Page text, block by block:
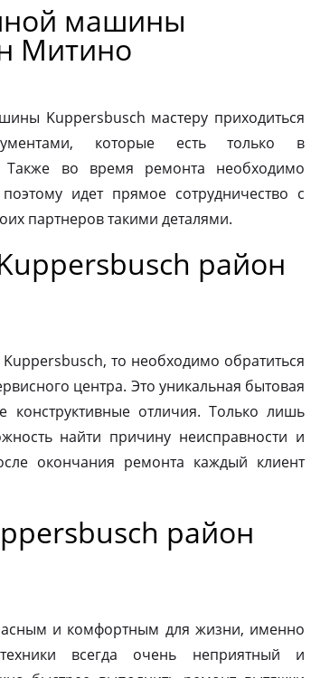
машины
Митино
Kuppersbusch мастеру приходиться
которые есть только в
Также во время ремонта необходимо
идет прямое сотрудничество с
партнеров такими деталями.
район
то необходимо обратиться
центра. Это уникальная бытовая
конструктивные отличия. Только лишь
найти причину неисправности и
окончания ремонта каждый клиент
район
и комфортным для жизни, именно
всегда очень неприятный и